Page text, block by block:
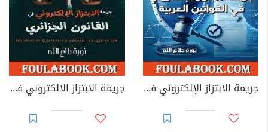
جريمة الابتزاز الإلكتروني في القوانين العربية جريمة الابتزاز الإلكتروني في القانون الجزائري